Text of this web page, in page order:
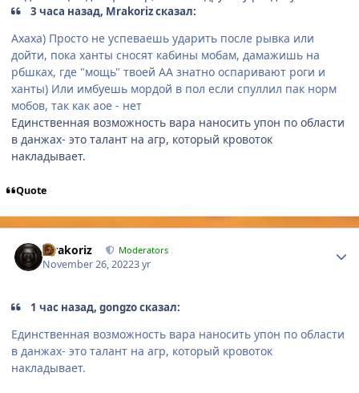
3 часа назад, Mrakoriz сказал:
Ахаха) Просто не успеваешь ударить после рывка или
дойти, пока ханты сносят кабины мобам, дамажишь на
рбшках, где "мощь" твоей АА знатно оспаривают роги и
ханты) Или имбуешь мордой в пол если спуллил пак норм
мобов, так как аое - нет
Единственная возможность вара наносить упон по области
в данжах- это талант на агр, который кровоток
накладывает.
Quote
Mrakoriz Moderators
November 26, 20223 yr
1 час назад, gongzo сказал:
Единственная возможность вара наносить упон по области
в данжах- это талант на агр, который кровоток
накладывает.